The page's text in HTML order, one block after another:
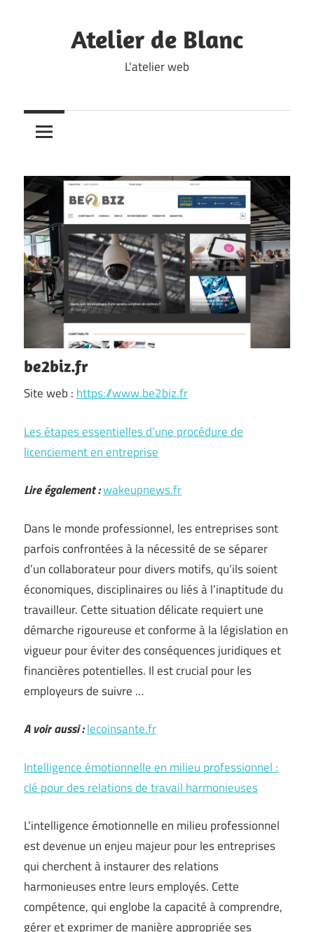
Atelier de Blanc
L'atelier web
be2biz.fr
Site web : https://www.be2biz.fr
Les étapes essentielles d’une procédure de
licenciement en entreprise
Lire également :wakeupnews.fr
Dans le monde professionnel, les entreprises sont
parfois confrontées à la nécessité de se séparer
d’un collaborateur pour divers motifs, qu’ils soient
économiques, disciplinaires ou liés à l’inaptitude du
travailleur. Cette situation délicate requiert une
démarche rigoureuse et conforme à la législation en
vigueur pour éviter des conséquences juridiques et
financières potentielles. Il est crucial pour les
employeurs de suivre …
A voir aussi :lecoinsante.fr
Intelligence émotionnelle en milieu professionnel :
clé pour des relations de travail harmonieuses
L’intelligence émotionnelle en milieu professionnel
est devenue un enjeu majeur pour les entreprises
qui cherchent à instaurer des relations
harmonieuses entre leurs employés. Cette
compétence, qui englobe la capacité à comprendre,
gérer et exprimer de manière appropriée ses